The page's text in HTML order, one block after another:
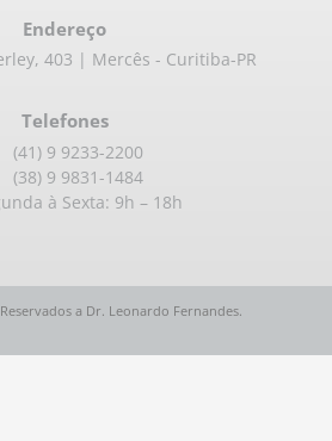
Endereço
403 | Mercês - Curitiba-PR
Telefones
(41) 9 9233-2200
(38) 9 9831-1484
à Sexta: 9h – 18h
a Dr. Leonardo Fernandes.